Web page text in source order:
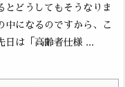
とどうしてもそうなりま
中になるのですから、こ
日は「高齢者仕様 ...